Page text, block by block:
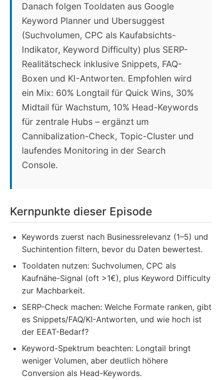
Danach folgen Tooldaten aus Google
Keyword Planner und Ubersuggest
(Suchvolumen, CPC als Kaufabsichts-
Indikator, Keyword Difficulty) plus SERP-
Realitätscheck inklusive Snippets, FAQ-
Boxen und KI-Antworten. Empfohlen wird
ein Mix: 60% Longtail für Quick Wins, 30%
Midtail für Wachstum, 10% Head-Keywords
für zentrale Hubs – ergänzt um
Cannibalization-Check, Topic-Cluster und
laufendes Monitoring in der Search
Console.
Kernpunkte dieser Episode
Keywords zuerst nach Businessrelevanz (1–5) und
Suchintention filtern, bevor du Daten bewertest.
Tooldaten nutzen: Suchvolumen, CPC als
Kaufnähe-Signal (oft >1€), plus Keyword Difficulty
zur Machbarkeit.
SERP-Check machen: Welche Formate ranken, gibt
es Snippets/FAQ/KI-Antworten, und wie hoch ist
der EEAT-Bedarf?
Keyword-Spektrum beachten: Longtail bringt
weniger Volumen, aber deutlich höhere
Conversion als Head-Keywords.